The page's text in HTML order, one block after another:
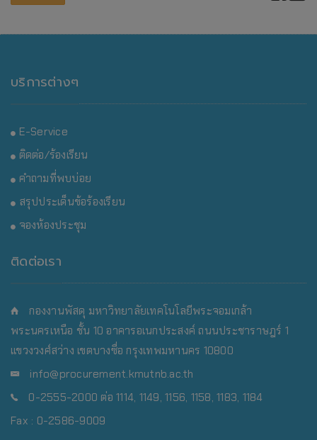
บริการต่างๆ
E-Service
ติดต่อ/ร้องเรียน
คำถามที่พบบ่อย
สรุปประเด็นข้อร้องเรียน
จองห้องประชุม
ติดต่อเรา
กองงานพัสดุ มหาวิทยาลัยเทคโนโลยีพระจอมเกล้า
พระนครเหนือ ชั้น 10 อาคารอเนกประสงค์ ถนนประชาราษฎร์ 1
แขวงวงศ์สว่าง เขตบางซื่อ กรุงเทพมหานคร 10800
info@procurement.kmutnb.ac.th
0-2555-2000 ต่อ 1114, 1149, 1156, 1158, 1183, 1184
Fax : 0-2586-9009